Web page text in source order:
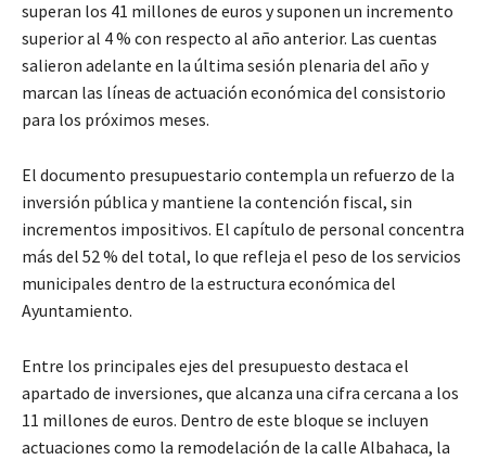
superan los 41 millones de euros y suponen un incremento
superior al 4 % con respecto al año anterior. Las cuentas
salieron adelante en la última sesión plenaria del año y
marcan las líneas de actuación económica del consistorio
para los próximos meses.
El documento presupuestario contempla un refuerzo de la
inversión pública y mantiene la contención fiscal, sin
incrementos impositivos. El capítulo de personal concentra
más del 52 % del total, lo que refleja el peso de los servicios
municipales dentro de la estructura económica del
Ayuntamiento.
Entre los principales ejes del presupuesto destaca el
apartado de inversiones, que alcanza una cifra cercana a los
11 millones de euros. Dentro de este bloque se incluyen
actuaciones como la remodelación de la calle Albahaca, la